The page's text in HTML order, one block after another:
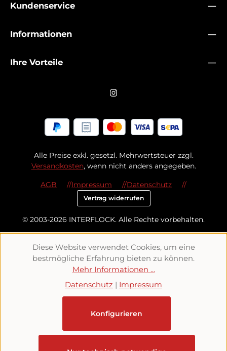
Kundenservice
Informationen
Ihre Vorteile
Alle Preise exkl. gesetzl. Mehrwertsteuer zzgl.
Versandkosten, wenn nicht anders angegeben.
© 2003-2026 INTERFLOCK. Alle Rechte vorbehalten.
AGB Impressum Datenschutz
Vertrag widerrufen
Diese Website verwendet Cookies, um eine
bestmögliche Erfahrung bieten zu können.
Mehr Informationen ...
Datenschutz | Impressum
Konfigurieren